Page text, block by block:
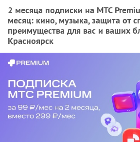
2 месяца подписки на МТС
месяц: кино, музыка, защита от
преимущества для вас и ваших
Красноярск